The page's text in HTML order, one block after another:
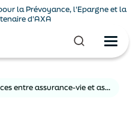
la Prévoyance, l'Epargne et la
d'AXA
Les différences entre assurance-vie et assurance décès